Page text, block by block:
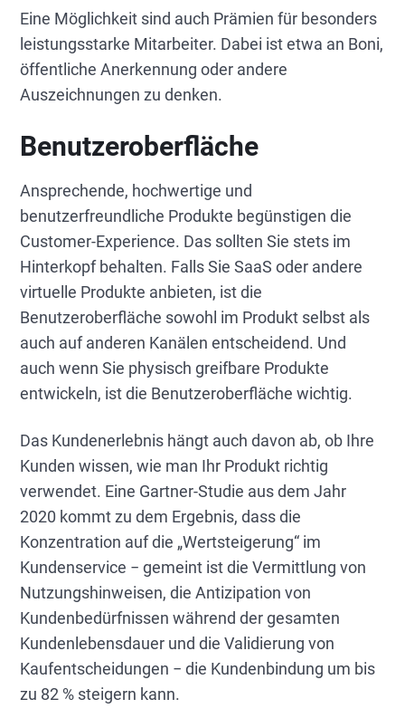
Eine Möglichkeit sind auch Prämien für besonders
leistungsstarke Mitarbeiter. Dabei ist etwa an Boni,
öffentliche Anerkennung oder andere
Auszeichnungen zu denken.
Benutzeroberfläche
Ansprechende, hochwertige und
benutzerfreundliche Produkte begünstigen die
Customer-Experience. Das sollten Sie stets im
Hinterkopf behalten. Falls Sie SaaS oder andere
virtuelle Produkte anbieten, ist die
Benutzeroberfläche sowohl im Produkt selbst als
auch auf anderen Kanälen entscheidend. Und
auch wenn Sie physisch greifbare Produkte
entwickeln, ist die Benutzeroberfläche wichtig.
Das Kundenerlebnis hängt auch davon ab, ob Ihre
Kunden wissen, wie man Ihr Produkt richtig
verwendet. Eine Gartner-Studie aus dem Jahr
2020 kommt zu dem Ergebnis, dass die
Konzentration auf die „Wertsteigerung“ im
Kundenservice − gemeint ist die Vermittlung von
Nutzungshinweisen, die Antizipation von
Kundenbedürfnissen während der gesamten
Kundenlebensdauer und die Validierung von
Kaufentscheidungen − die Kundenbindung um bis
zu 82 % steigern kann.